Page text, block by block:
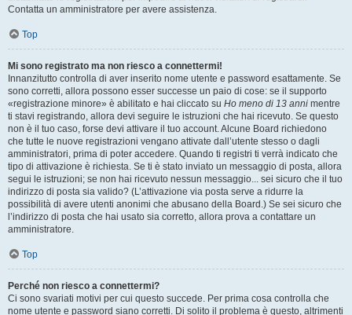
Contatta un amministratore per avere assistenza.
Top
Mi sono registrato ma non riesco a connettermi!
Innanzitutto controlla di aver inserito nome utente e password esattamente. Se
sono corretti, allora possono esser successe un paio di cose: se il supporto
«registrazione minore» è abilitato e hai cliccato su Ho meno di 13 anni mentre
ti stavi registrando, allora devi seguire le istruzioni che hai ricevuto. Se questo
non è il tuo caso, forse devi attivare il tuo account. Alcune Board richiedono
che tutte le nuove registrazioni vengano attivate dall’utente stesso o dagli
amministratori, prima di poter accedere. Quando ti registri ti verrà indicato che
tipo di attivazione è richiesta. Se ti è stato inviato un messaggio di posta, allora
segui le istruzioni; se non hai ricevuto nessun messaggio... sei sicuro che il tuo
indirizzo di posta sia valido? (L’attivazione via posta serve a ridurre la
possibilità di avere utenti anonimi che abusano della Board.) Se sei sicuro che
l’indirizzo di posta che hai usato sia corretto, allora prova a contattare un
amministratore.
Top
Perché non riesco a connettermi?
Ci sono svariati motivi per cui questo succede. Per prima cosa controlla che
nome utente e password siano corretti. Di solito il problema è questo, altrimenti